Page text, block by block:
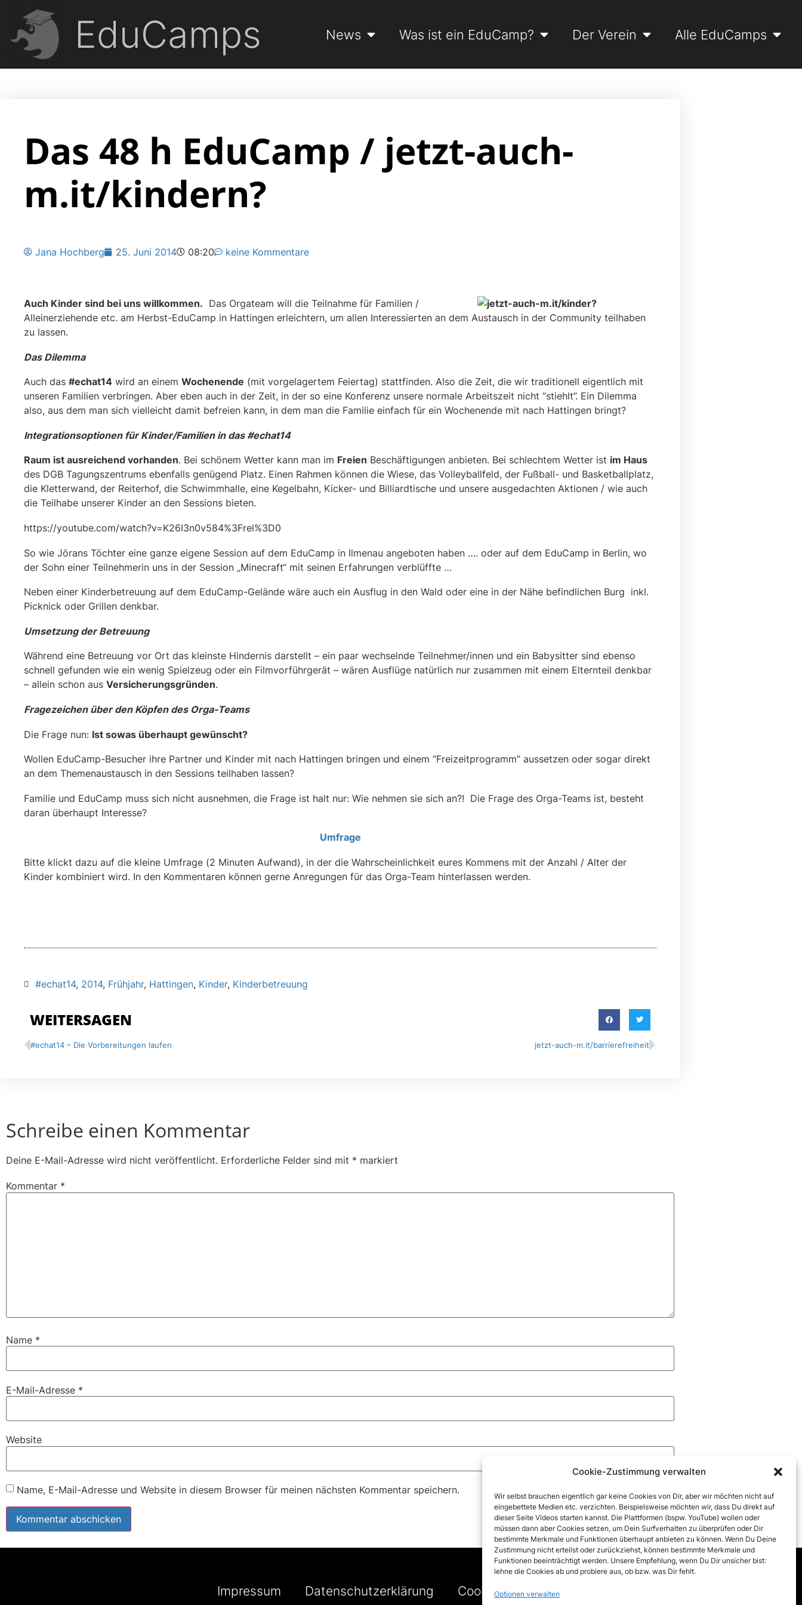
Cookie-Zustimmung verwalten
Wir selbst brauchen eigentlich gar keine Cookies von Dir, aber wir möchten nicht auf
eingebettete Medien etc. verzichten. Beispielsweise möchten wir, dass Du direkt auf
dieser Seite Videos starten kannst. Die Plattformen (bspw. YouTube) wollen oder
müssen dann aber Cookies setzen, um Dein Surfverhalten zu überprüfen oder Dir
bestimmte Merkmale und Funktionen überhaupt anbieten zu können. Wenn Du Deine
Zustimmung nicht erteilst oder zurückziehst, können bestimmte Merkmale und
Funktionen beeinträchtigt werden. Unsere Empfehlung, wenn Du Dir unsicher bist:
lehne die Cookies ab und probiere aus, ob bzw. was Dir fehlt.
Optionen verwalten
EduCamps News Was ist ein EduCamp? Der Verein Alle EduCamps
Das 48 h EduCamp / jetzt-auch-
m.it/kindern?
Jana Hochberg 25. Juni 2014 08:20 keine Kommentare
Auch Kinder sind bei uns willkommen. Das Orgateam will die Teilnahme für Familien /
Alleinerziehende etc. am Herbst-EduCamp in Hattingen erleichtern, um allen Interessierten an dem Austausch in der Community teilhaben
zu lassen.
Das Dilemma
Auch das #echat14 wird an einem Wochenende (mit vorgelagertem Feiertag) stattfinden. Also die Zeit, die wir traditionell eigentlich mit
unseren Familien verbringen. Aber eben auch in der Zeit, in der so eine Konferenz unsere normale Arbeitszeit nicht “stiehlt”. Ein Dilemma
also, aus dem man sich vielleicht damit befreien kann, in dem man die Familie einfach für ein Wochenende mit nach Hattingen bringt?
Integrationsoptionen für Kinder/Familien in das #echat14
Raum ist ausreichend vorhanden. Bei schönem Wetter kann man im Freien Beschäftigungen anbieten. Bei schlechtem Wetter ist im Haus
des DGB Tagungszentrums ebenfalls genügend Platz. Einen Rahmen können die Wiese, das Volleyballfeld, der Fußball- und Basketballplatz,
die Kletterwand, der Reiterhof, die Schwimmhalle, eine Kegelbahn, Kicker- und Billiardtische und unsere ausgedachten Aktionen / wie auch
die Teilhabe unserer Kinder an den Sessions bieten.
https://youtube.com/watch?v=K26I3n0v584%3Frel%3D0
So wie Jörans Töchter eine ganze eigene Session auf dem EduCamp in Ilmenau angeboten haben …. oder auf dem EduCamp in Berlin, wo
der Sohn einer Teilnehmerin uns in der Session „Minecraft“ mit seinen Erfahrungen verblüffte …
Neben einer Kinderbetreuung auf dem EduCamp-Gelände wäre auch ein Ausflug in den Wald oder eine in der Nähe befindlichen Burg inkl.
Picknick oder Grillen denkbar.
Umsetzung der Betreuung
Während eine Betreuung vor Ort das kleinste Hindernis darstellt – ein paar wechselnde Teilnehmer/innen und ein Babysitter sind ebenso
schnell gefunden wie ein wenig Spielzeug oder ein Filmvorführgerät – wären Ausflüge natürlich nur zusammen mit einem Elternteil denkbar
– allein schon aus Versicherungsgründen.
Fragezeichen über den Köpfen des Orga-Teams
Die Frage nun: Ist sowas überhaupt gewünscht?
Wollen EduCamp-Besucher ihre Partner und Kinder mit nach Hattingen bringen und einem “Freizeitprogramm” aussetzen oder sogar direkt
an dem Themenaustausch in den Sessions teilhaben lassen?
Familie und EduCamp muss sich nicht ausnehmen, die Frage ist halt nur: Wie nehmen sie sich an?! Die Frage des Orga-Teams ist, besteht
daran überhaupt Interesse?
Umfrage
Bitte klickt dazu auf die kleine Umfrage (2 Minuten Aufwand), in der die Wahrscheinlichkeit eures Kommens mit der Anzahl / Alter der
Kinder kombiniert wird. In den Kommentaren können gerne Anregungen für das Orga-Team hinterlassen werden.
#echat14, 2014, Frühjahr, Hattingen, Kinder, Kinderbetreuung
WEITERSAGEN
#echat14 – Die Vorbereitungen laufen jetzt-auch-m.it/barrierefreiheit
Schreibe einen Kommentar
Deine E-Mail-Adresse wird nicht veröffentlicht. Erforderliche Felder sind mit * markiert
Kommentar *
Name *
E-Mail-Adresse *
Website
Name, E-Mail-Adresse und Website in diesem Browser für meinen nächsten Kommentar speichern.
Impressum Datenschutzerklärung Cookie-Richtlinie (EU)